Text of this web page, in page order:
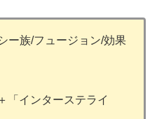
ー族/フュージョン/効果
「インターステライ